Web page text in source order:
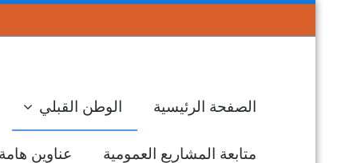
الصفحة الرئيسية الوطن القبلي
متابعة المشاريع العمومية عناوين هامة